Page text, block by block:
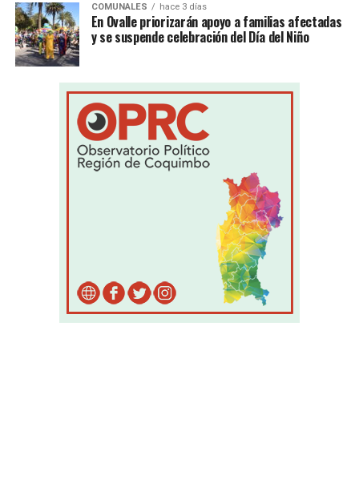
COMUNALES hace 3 días
En Ovalle priorizarán apoyo a familias afectadas
y se suspende celebración del Día del Niño